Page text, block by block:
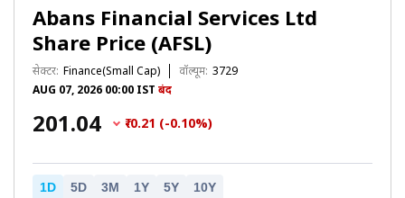
Abans Financial Services Ltd
Share Price (AFSL)
सेक्टर: Finance(Small Cap) वॉल्यूम: 3729
AUG 07, 2026 00:00 IST बंद
₹201.04 ₹-0.21 (-0.10%)
1D 5D 3M 1Y 5Y 10Y